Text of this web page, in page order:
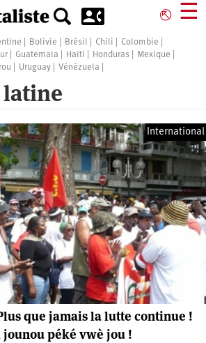
⎋ ☰
Bolivie Brésil Chili
Colombie
Guatemala Haïti Honduras
Mexique
Uruguay Vénézuela
International
que jamais la lutte continue !
jounou péké vwè jou !